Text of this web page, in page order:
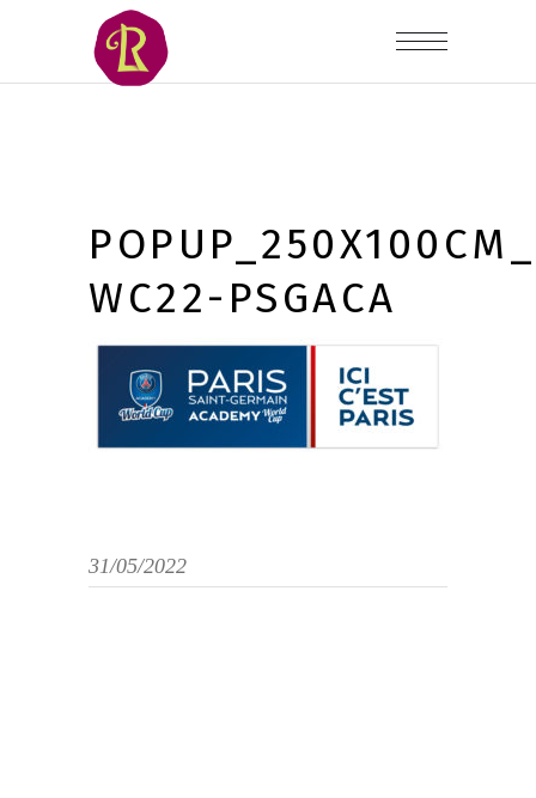
WC22-PSGACA
31/05/2022